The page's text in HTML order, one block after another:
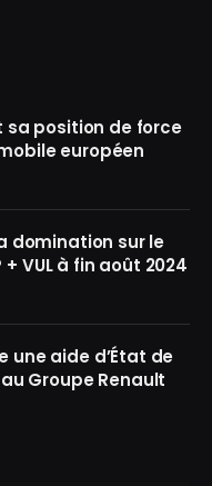
position de force
européen
domination sur le
VUL à fin août 2024
une aide d’État de
Groupe Renault